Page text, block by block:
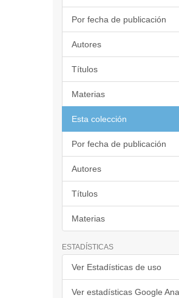
Por fecha de publicación
Autores
Títulos
Materias
Esta colección
Por fecha de publicación
Autores
Títulos
Materias
ESTADÍSTICAS
Ver Estadísticas de uso
Ver estadísticas Google